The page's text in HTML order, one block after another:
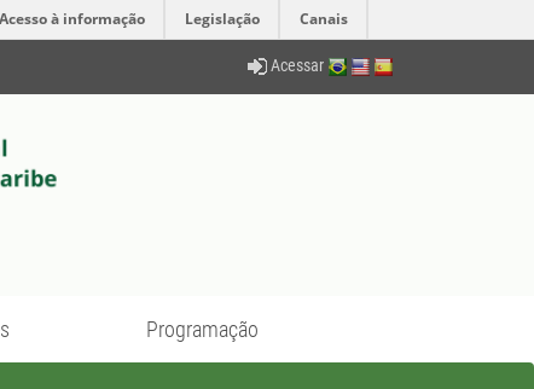
Acesso à informação Legislação Canais
Acessar
Programação